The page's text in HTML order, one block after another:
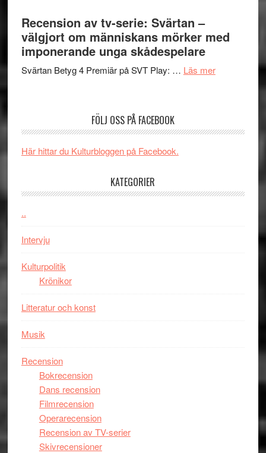
och
en
storform
valet
synas
styra
Recension av tv-serie: Svärtan –
välgjort om människans mörker med
imponerande unga skådespelare
Svärtan Betyg 4 Premiär på SVT Play: … Läs merom
människans
FÖLJ OSS PÅ FACEBOOK
Här hittar du Kulturbloggen på Facebook.
KATEGORIER
..
Intervju
Kulturpolitik
Krönikor
Litteratur och konst
Musik
Recension
Bokrecension
Dans recension
Filmrecension
Operarecension
Recension av TV-serier
Skivrecensioner